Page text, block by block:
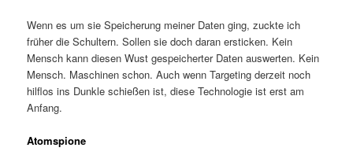
Wenn es um sie Speicherung meiner Daten ging, zuckte ich
früher die Schultern. Sollen sie doch daran ersticken. Kein
Mensch kann diesen Wust gespeicherter Daten auswerten. Kein
Mensch. Maschinen schon. Auch wenn Targeting derzeit noch
hilflos ins Dunkle schießen ist, diese Technologie ist erst am
Anfang.
Atomspione